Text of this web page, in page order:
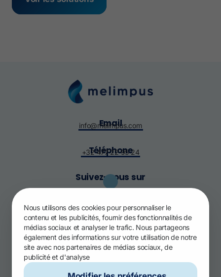
Nous utilisons des cookies pour personnaliser le
contenu et les publicités, fournir des fonctionnalités de
médias sociaux et analyser le trafic. Nous partageons
également des informations sur votre utilisation de notre
site avec nos partenaires de médias sociaux, de
publicité et d'analyse
Email
info@melimpus.com
Téléphone
+32 477 22 95 24
Suivez-nous sur
Plan du site
A propos
Solution
Preuves
Contact